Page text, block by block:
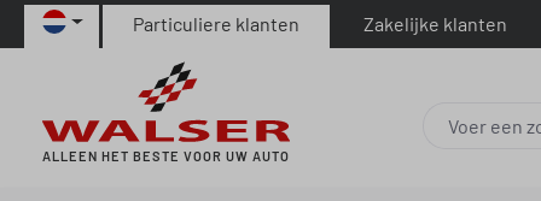
de hoofdinhoud
Ga naar de zoekopdracht
Ga naar de hoofdnavigatie
Particuliere klanten Zakelijke klanten
ALLEEN HET BESTE VOOR UW AUTO